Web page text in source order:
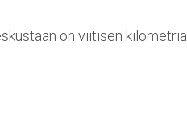
on viitisen kilometriä.